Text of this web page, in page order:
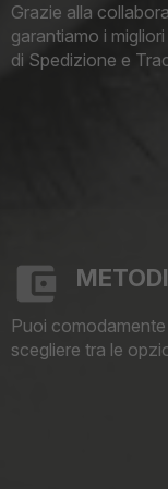
Grazie alla
garantiamo i
di Spedizione e
Puoi
scegliere tra le